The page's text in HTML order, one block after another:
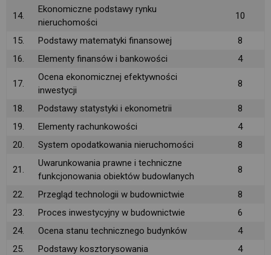
14.
Ekonomiczne podstawy rynku
nieruchomości
10
15. Podstawy matematyki finansowej
8
16.
Elementy finansów i bankowości 4
17.
Ocena ekonomicznej efektywności
inwestycji
8
18. Podstawy statystyki i ekonometrii
8
19.
Elementy rachunkowości
4
20.
System opodatkowania nieruchomości 8
21.
Uwarunkowania prawne i techniczne
funkcjonowania obiektów budowlanych
8
22. Przegląd technologii w budownictwie
8
23.
Proces inwestycyjny w budownictwie
6
24.
Ocena stanu technicznego budynków
4
25.
Podstawy kosztorysowania 4